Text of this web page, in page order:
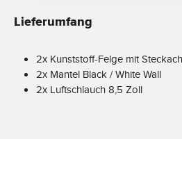
Lieferumfang
2x Kunststoff-Felge mit
2x Mantel Black / White Wall
2x Luftschlauch 8,5 Zoll